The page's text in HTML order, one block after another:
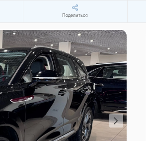
Поделиться